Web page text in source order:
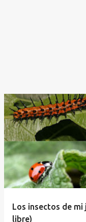
Los insectos de mi
libre)